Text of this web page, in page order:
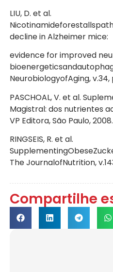
LIU, D. et al.
decline in Alzheimer mice:
evidence for improved
NeurobiologyofAging, v.34,
PASCHOAL, V. et al.
Magistral: dos nutrientes
VP Editora, São Paulo, 2008.
RINGSEIS, R. et al.
The JournalofNutrition,
Compartilhe